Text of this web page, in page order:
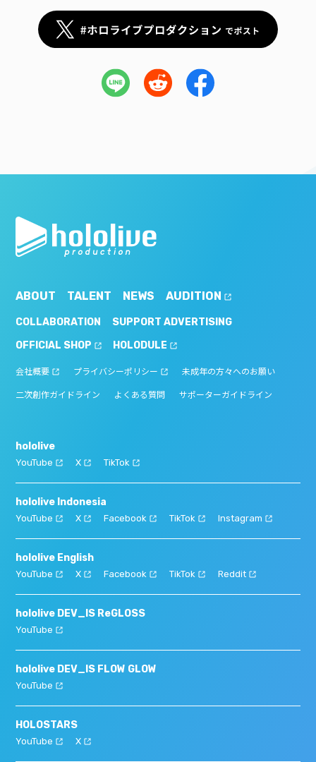
ABOUT TALENT NEWS AUDITION
COLLABORATION
SUPPORT ADVERTISING
OFFICIAL SHOP
HOLODULE
会社概要 プライバシーポリシー 未成年の方々へのお願い
二次創作ガイドライン よくある質問 サポーターガイドライン
hololive
YouTube X TikTok
hololive Indonesia
YouTube X Facebook TikTok Instagram
hololive English
YouTube X Facebook TikTok Reddit
hololive DEV_IS ReGLOSS
YouTube
hololive DEV_IS FLOW GLOW
YouTube
HOLOSTARS
YouTube X